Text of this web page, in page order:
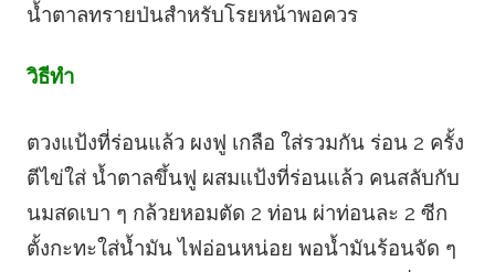
น้ำตาลทรายป่นสําหรับโรยหน้าพอควร
วิธีทำ
ตวงแป้งที่ร่อนแล้ว ผงฟู เกลือ ใส่รวมกัน ร่อน 2 ครั้ง
ตีไข่ใส่ น้ำตาลขึ้นฟู ผสมแป้งที่ร่อนแล้ว คนสลับกับ
นมสดเบา ๆ กล้วยหอมตัด 2 ท่อน ผ่าท่อนละ 2 ซีก
ตั้งกะทะใส่น้ำมัน ไฟอ่อนหน่อย พอน้ำมันร้อนจัด ๆ